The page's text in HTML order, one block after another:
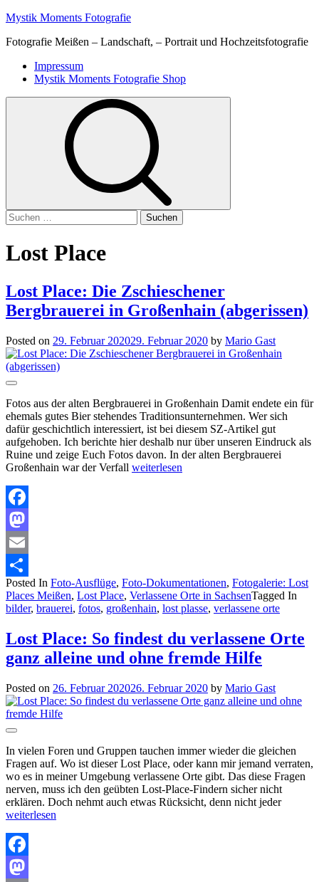
Skip
content
Mystik Moments Fotografie
Fotografie Meißen – Landschaft, – Portrait und Hochzeitsfotografie
Primary
Menu
Impressum
Mystik Moments Fotografie Shop
Suchen
nach:
Lost Place
Lost Place: Die Zschieschener
Bergbrauerei in Großenhain (abgerissen)
Posted on 29. Februar 202029. Februar 2020 by Mario Gast
Fotos aus der alten Bergbrauerei in Großenhain Damit endete ein für
ehemals gutes Bier stehendes Traditionsunternehmen. Wer sich
dafür geschichtlich interessiert, ist bei diesem SZ-Artikel gut
aufgehoben. Ich berichte hier deshalb nur über unseren Eindruck als
Ruine und zeige Euch Fotos davon. In der alten Bergbrauerei
Großenhain war der Verfall weiterlesen
Facebook
Mastodon
Email
Teilen
Posted In Foto-Ausflüge, Foto-Dokumentationen, Fotogalerie: Lost
Places Meißen, Lost Place, Verlassene Orte in SachsenTagged In
bilder, brauerei, fotos, großenhain, lost plasse, verlassene orte
Lost Place: So findest du verlassene Orte
ganz alleine und ohne fremde Hilfe
Posted on 26. Februar 202026. Februar 2020 by Mario Gast
In vielen Foren und Gruppen tauchen immer wieder die gleichen
Fragen auf. Wo ist dieser Lost Place, oder kann mir jemand verraten,
wo es in meiner Umgebung verlassene Orte gibt. Das diese Fragen
nerven, muss ich den geübten Lost-Place-Findern sicher nicht
erklären. Doch nehmt auch etwas Rücksicht, denn nicht jeder
weiterlesen
Facebook